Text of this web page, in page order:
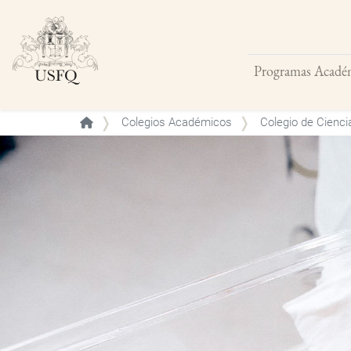
Programas
Buscar
Colegios Académicos Colegio de